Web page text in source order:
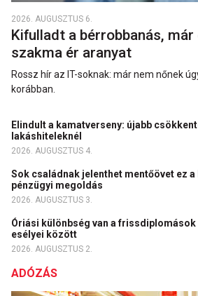
2026. AUGUSZTUS 6.
Kifulladt a bérrobbanás, már
szakma ér aranyat
Rossz hír az IT-soknak: már nem nőnek
korábban.
Elindult a kamatverseny: újabb
lakáshiteleknél
2026. AUGUSZTUS 4.
Sok családnak jelenthet mentőövet ez
pénzügyi megoldás
2026. AUGUSZTUS 3.
Óriási különbség van a
esélyei között
2026. AUGUSZTUS 2.
ADÓZÁS